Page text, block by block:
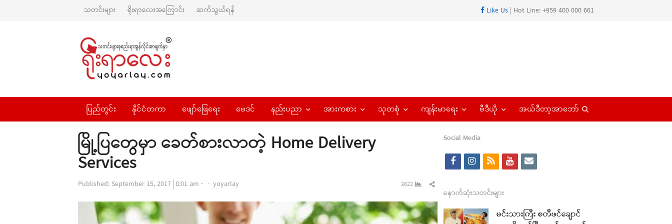
သတင်းများ ရိုးရာလေးအကြောင်း ဆက်သွယ်ရန် Like Us | Hot Line: +959 400 000 661
ပြည်တွင်း နိုင်ငံတကာ ဖျော်ဖြေရေး ဗေဒင် နည်းပညာ အားကစား သုတစုံ ကျန်းမာရေး ဗီဒီယို အယ်ဒီတာ့အာဘော်
မြို့ပြတွေမှာ ခေတ်စားလာတဲ့ Home Delivery
Services
Published: September 15, 2017 8:01 am Author
yoyarlay 3622
Share
this
post
Social Media
f
c
e
i
s
t
r
s
y
t
e
i
နောက်ဆုံးသတင်းများ
မင်းသားကြီး စတီဖင်ချောင်